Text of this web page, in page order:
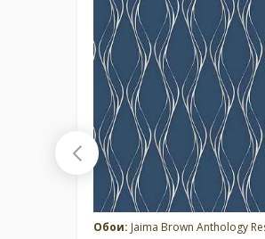
Обои: Jaima Brown Anthology